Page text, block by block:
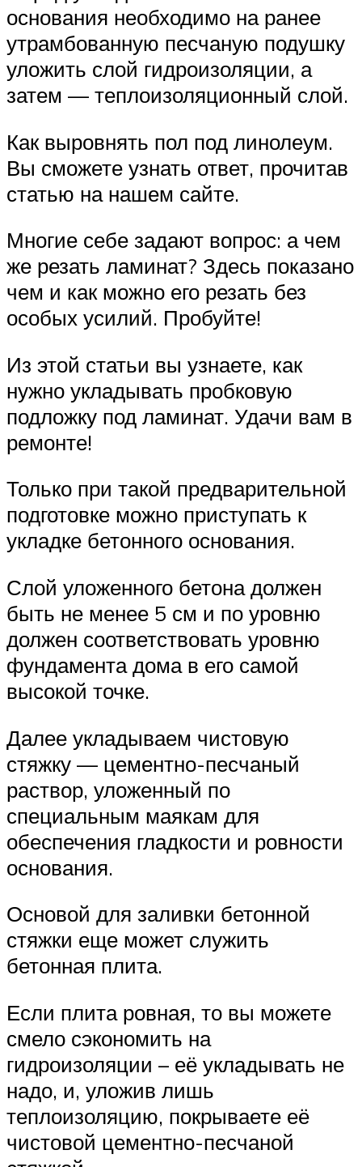
основания необходимо на ранее
утрамбованную песчаную подушку
уложить слой гидроизоляции, а
затем — теплоизоляционный слой.
Как выровнять пол под линолеум.
Вы сможете узнать ответ, прочитав
статью на нашем сайте.
Многие себе задают вопрос: а чем
же резать ламинат? Здесь показано
чем и как можно его резать без
особых усилий. Пробуйте!
Из этой статьи вы узнаете, как
нужно укладывать пробковую
подложку под ламинат. Удачи вам в
ремонте!
Только при такой предварительной
подготовке можно приступать к
укладке бетонного основания.
Слой уложенного бетона должен
быть не менее 5 см и по уровню
должен соответствовать уровню
фундамента дома в его самой
высокой точке.
Далее укладываем чистовую
стяжку — цементно-песчаный
раствор, уложенный по
специальным маякам для
обеспечения гладкости и ровности
основания.
Основой для заливки бетонной
стяжки еще может служить
бетонная плита.
Если плита ровная, то вы можете
смело сэкономить на
гидроизоляции – её укладывать не
надо, и, уложив лишь
теплоизоляцию, покрываете её
чистовой цементно-песчаной